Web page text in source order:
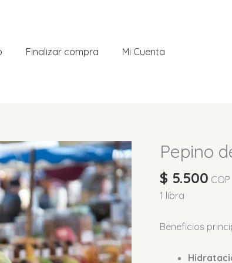
Finalizar compra Mi Cuenta
Pepino
$ 5.500 COP
1 libra
Beneficios